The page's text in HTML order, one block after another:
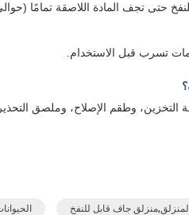
حتى تجف المادة اللاصقة تمامًا
تسرب قبل الاستخدام.
التخزين، وطقم الإصلاح، وملصق
جاف قابل للنفخ